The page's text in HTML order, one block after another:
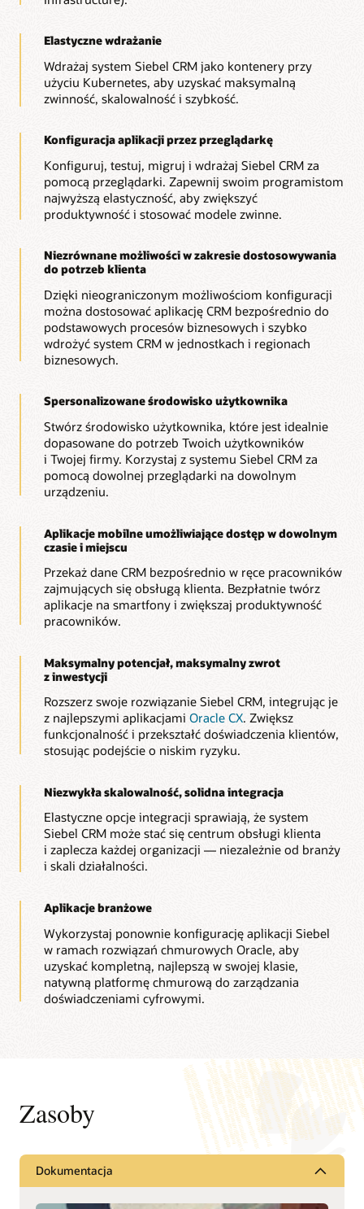
Elastyczne wdrażanie
Wdrażaj system Siebel CRM jako kontenery przy
użyciu Kubernetes, aby uzyskać maksymalną
zwinność, skalowalność i szybkość.
Konfiguracja aplikacji przez przeglądarkę
Konfiguruj, testuj, migruj i wdrażaj Siebel CRM za
pomocą przeglądarki. Zapewnij swoim programistom
najwyższą elastyczność, aby zwiększyć
produktywność i stosować modele zwinne.
Niezrównane możliwości w zakresie dostosowywania
do potrzeb klienta
Dzięki nieograniczonym możliwościom konfiguracji
można dostosować aplikację CRM bezpośrednio do
podstawowych procesów biznesowych i szybko
wdrożyć system CRM w jednostkach i regionach
biznesowych.
Spersonalizowane środowisko użytkownika
Stwórz środowisko użytkownika, które jest idealnie
dopasowane do potrzeb Twoich użytkowników
i Twojej firmy. Korzystaj z systemu Siebel CRM za
pomocą dowolnej przeglądarki na dowolnym
urządzeniu.
Aplikacje mobilne umożliwiające dostęp w dowolnym
czasie i miejscu
Przekaż dane CRM bezpośrednio w ręce pracowników
zajmujących się obsługą klienta. Bezpłatnie twórz
aplikacje na smartfony i zwiększaj produktywność
pracowników.
Maksymalny potencjał, maksymalny zwrot
z inwestycji
Rozszerz swoje rozwiązanie Siebel CRM, integrując je
z najlepszymi aplikacjami Oracle CX. Zwiększ
funkcjonalność i przekształć doświadczenia klientów,
stosując podejście o niskim ryzyku.
Niezwykła skalowalność, solidna integracja
Elastyczne opcje integracji sprawiają, że system
Siebel CRM może stać się centrum obsługi klienta
i zaplecza każdej organizacji — niezależnie od branży
i skali działalności.
Aplikacje branżowe
Wykorzystaj ponownie konfigurację aplikacji Siebel
w ramach rozwiązań chmurowych Oracle, aby
uzyskać kompletną, najlepszą w swojej klasie,
natywną platformę chmurową do zarządzania
doświadczeniami cyfrowymi.
Zasoby
Dokumentacja